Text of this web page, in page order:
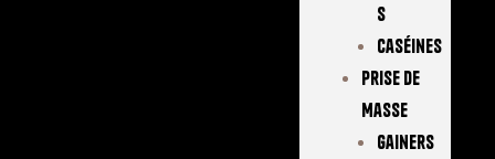
S
Caséines
Prise De
Masse
Gainers